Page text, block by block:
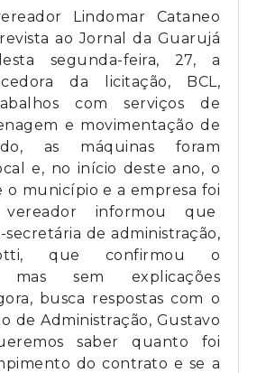
Lindomar Cataneo
ao Jornal da Guarujá
segunda-feira, 27, a
da licitação, BCL,
com serviços de
e movimentação de
as máquinas foram
e, no início deste ano, o
município e a empresa foi
informou que
de administração,
que confirmou o
mas sem explicações
busca respostas com o
de Administração, Gustavo
saber quanto foi
do contrato e se a